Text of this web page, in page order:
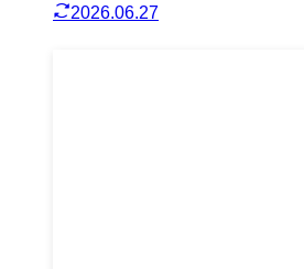
2026.06.27